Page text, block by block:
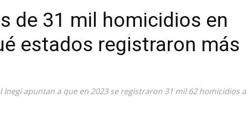
de 31 mil homicidios en
estados registraron más
Inegi apuntan a que en 2023 se registraron 31 mil 62 homicidios a